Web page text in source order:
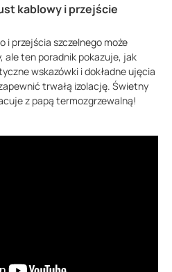
kablowy i przejście
i przejścia szczelnego może
ale ten poradnik pokazuje, jak
wskazówki i dokładne ujęcia
trwałą izolację. Świetny
z papą termozgrzewalną!